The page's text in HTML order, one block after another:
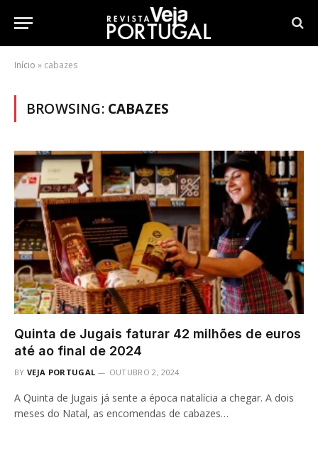
Início » cabazes
BROWSING: CABAZES
Quinta de Jugais faturar 42 milhões de euros
até ao final de 2024
BY VEJA PORTUGAL OUTUBRO 2, 2024
A Quinta de Jugais já sente a época natalícia a chegar. A dois
meses do Natal, as encomendas de cabazes…